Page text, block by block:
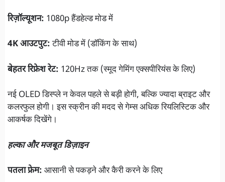
रिज़ॉल्यूशन: 1080p हैंडहेल्ड मोड में
4K आउटपुट:टीवी मोड में (डॉकिंग के साथ)
बेहतर रिफ्रेश रेट: 120Hz तक (स्मूद गेमिंग एक्सपीरियंस के लिए)
नई OLED डिस्प्ले न केवल पहले से बड़ी होगी, बल्कि ज्यादा ब्राइट और
कलरफुल होगी। इस स्क्रीन की मदद से गेम्स अधिक रियलिस्टिक और
आकर्षक दिखेंगे।
हल्का और मजबूत डिज़ाइन
पतला फ्रेम: आसानी से पकड़ने और कैरी करने के लिए